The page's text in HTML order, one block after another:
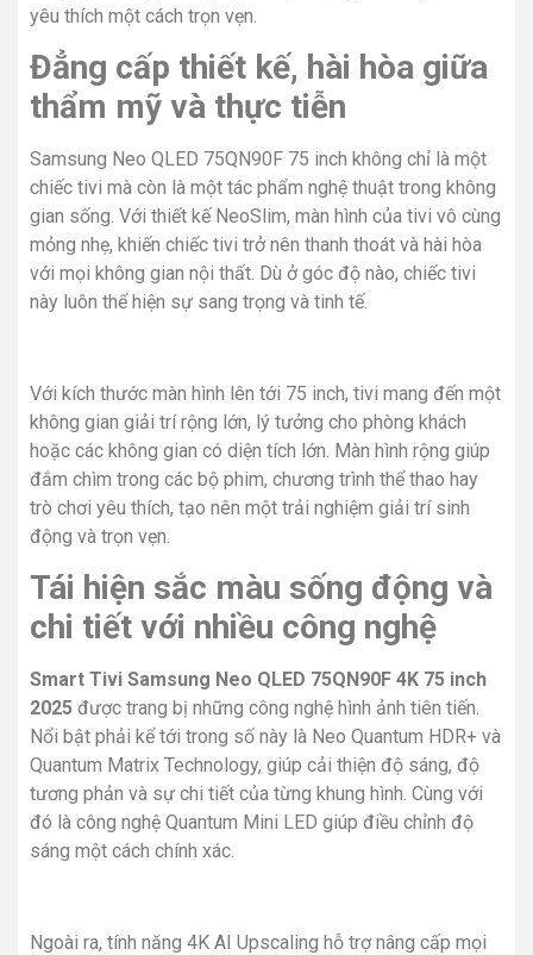
yêu thích một cách trọn vẹn.
Đẳng cấp thiết kế, hài hòa giữa
thẩm mỹ và thực tiễn
Samsung Neo QLED 75QN90F 75 inch không chỉ là một
chiếc tivi mà còn là một tác phẩm nghệ thuật trong không
gian sống. Với thiết kế NeoSlim, màn hình của tivi vô cùng
mỏng nhẹ, khiến chiếc tivi trở nên thanh thoát và hài hòa
với mọi không gian nội thất. Dù ở góc độ nào, chiếc tivi
này luôn thể hiện sự sang trọng và tinh tế.
Với kích thước màn hình lên tới 75 inch, tivi mang đến một
không gian giải trí rộng lớn, lý tưởng cho phòng khách
hoặc các không gian có diện tích lớn. Màn hình rộng giúp
đắm chìm trong các bộ phim, chương trình thể thao hay
trò chơi yêu thích, tạo nên một trải nghiệm giải trí sinh
động và trọn vẹn.
Tái hiện sắc màu sống động và
chi tiết với nhiều công nghệ
Smart Tivi Samsung Neo QLED 75QN90F 4K 75 inch
2025 được trang bị những công nghệ hình ảnh tiên tiến.
Nổi bật phải kể tới trong số này là Neo Quantum HDR+ và
Quantum Matrix Technology, giúp cải thiện độ sáng, độ
tương phản và sự chi tiết của từng khung hình. Cùng với
đó là công nghệ Quantum Mini LED giúp điều chỉnh độ
sáng một cách chính xác.
Ngoài ra, tính năng 4K AI Upscaling hỗ trợ nâng cấp mọi